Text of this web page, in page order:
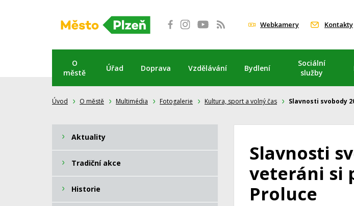
Webkamery Kontakty
O
městě
Úřad Doprava Vzdělávání Bydlení
Sociální
služby
Úvod O městě Multimédia Fotogalerie Kultura, sport a volný čas Slavnosti svobody
Slavnosti
veteráni si
Proluce
Aktuality
Tradiční akce
Historie